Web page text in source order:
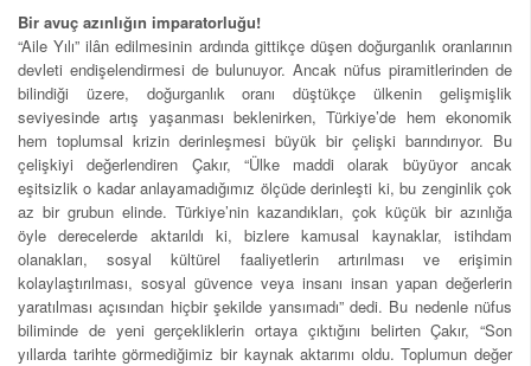
Bir avuç azınlığın imparatorluğu!
“Aile Yılı” ilân edilmesinin ardında gittikçe düşen doğurganlık oranlarının
devleti endişelendirmesi de bulunuyor. Ancak nüfus piramitlerinden de
bilindiği üzere, doğurganlık oranı düştükçe ülkenin gelişmişlik
seviyesinde artış yaşanması beklenirken, Türkiye’de hem ekonomik
hem toplumsal krizin derinleşmesi büyük bir çelişki barındırıyor. Bu
çelişkiyi değerlendiren Çakır, “Ülke maddi olarak büyüyor ancak
eşitsizlik o kadar anlayamadığımız ölçüde derinleşti ki, bu zenginlik çok
az bir grubun elinde. Türkiye’nin kazandıkları, çok küçük bir azınlığa
öyle derecelerde aktarıldı ki, bizlere kamusal kaynaklar, istihdam
olanakları, sosyal kültürel faaliyetlerin artırılması ve erişimin
kolaylaştırılması, sosyal güvence veya insanı insan yapan değerlerin
yaratılması açısından hiçbir şekilde yansımadı” dedi. Bu nedenle nüfus
biliminde de yeni gerçekliklerin ortaya çıktığını belirten Çakır, “Son
yıllarda tarihte görmediğimiz bir kaynak aktarımı oldu. Toplumun değer